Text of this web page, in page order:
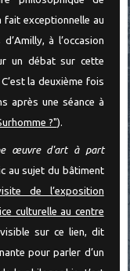
exceptionnelle au
à l’occasion
un débat sur cette
la deuxième fois
après une séance à
?").
œuvre d'art à part
au sujet du bâtiment
de l’exposition
culturelle au centre
sur ce lien, dit
pour parler d’un